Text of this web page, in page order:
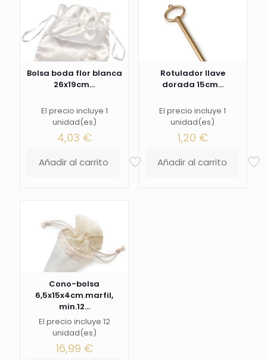
Bolsa boda flor blanca
26x19cm...
El precio incluye 1
unidad(es)
4,03 €
Añadir al carrito
Rotulador llave
dorada 15cm...
El precio incluye 1
unidad(es)
1,20 €
Añadir al carrito
Cono-bolsa
6,5x15x4cm.marfil,
min.12...
El precio incluye 12
unidad(es)
16,99 €